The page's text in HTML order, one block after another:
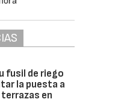
fusil de riego
la puesta a
en